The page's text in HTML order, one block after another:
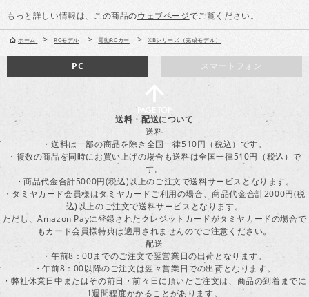
もっと詳しい情報は、この商品のウェブページでご覧ください。
ホーム > RCモデル > 電動RCカー > XBシリーズ（完成モデル）
スマートフォン
PC
送料・配送について
送料
・送料は一部の商品を除き全国一律510円（税込）です。
・複数の商品を同時にお買い上げの場合も送料は全国一律510円（税込）で
す。
・商品代金合計5000円(税込)以上のご注文で送料サービスとなります。
・タミヤカード会員様はタミヤカードご利用の場合、商品代金合計2000円(税
込)以上のご注文で送料サービスとなります。
ただし、Amazon Payに登録されたクレジットカードがタミヤカードの場合で
もカード会員様特典は適用されませんのでご注意ください。
配送
・午前8：00までのご注文で翌営業日の出荷となります。
・午前8：00以降のご注文は翌々営業日での出荷となります。
・弊社休業日中またはその前日・前々日に頂いたご注文は、商品の到着までに
1週間程度かかることがあります。